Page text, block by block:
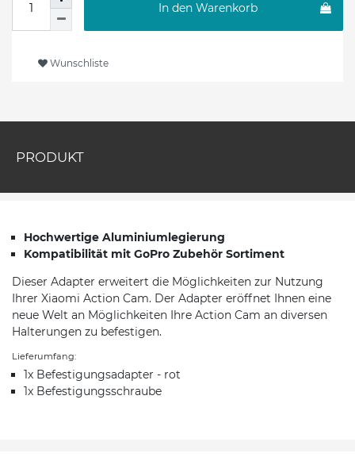
In den Warenkorb
Wunschliste
PRODUKT
Hochwertige Aluminiumlegierung
Kompatibilität mit GoPro Zubehör Sortiment
Dieser Adapter erweitert die Möglichkeiten zur Nutzung
Ihrer Xiaomi Action Cam. Der Adapter eröffnet Ihnen eine
neue Welt an Möglichkeiten Ihre Action Cam an diversen
Halterungen zu befestigen.
Lieferumfang:
1x Befestigungsadapter - rot
1x Befestigungsschraube